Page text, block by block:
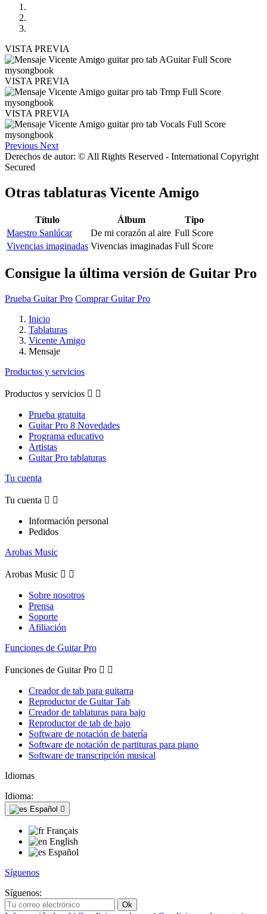
VISTA PREVIA
VISTA PREVIA
VISTA PREVIA
Previous Next
Derechos de autor: © All Rights Reserved - International Copyright
Secured
Otras tablaturas Vicente Amigo
Título Álbum
Tipo
Maestro Sanlúcar
De mi corazón al aire Full Score
Vivencias imaginadas Vivencias imaginadas Full Score
Consigue la última versión de Guitar Pro
Prueba Guitar Pro Comprar Guitar Pro
Inicio
Tablaturas
Vicente Amigo
Mensaje
Productos y servicios
Productos y servicios  
Prueba gratuita
Guitar Pro 8 Novedades
Programa educativo
Artistas
Guitar Pro tablaturas
Tu cuenta
Tu cuenta  
Información personal
Pedidos
Arobas Music
Arobas Music  
Sobre nosotros
Prensa
Soporte
Afiliación
Funciones de Guitar Pro
Funciones de Guitar Pro  
Creador de tab para guitarra
Reproductor de Guitar Tab
Creador de tablaturas para bajo
Reproductor de tab de bajo
Software de notación de batería
Software de notación de partituras para piano
Software de transcripción musical
Idiomas
Idioma:
Español 
Français
English
Español
Síguenos
Síguenos: